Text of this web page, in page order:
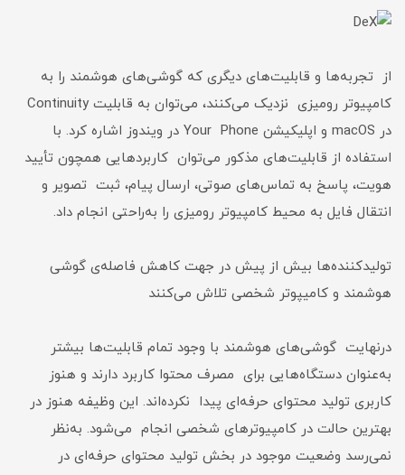
از تجربه‌ها و قابلیت‌های دیگری که گوشی‌های هوشمند را به
کامپیوتر رومیزی نزدیک می‌کنند، می‌توان به قابلیت Continuity
در macOS و اپلیکیشن Your Phone در ویندوز اشاره کرد. با
استفاده از قابلیت‌های مذکور می‌توان کاربردهایی همچون تأیید
هویت، پاسخ به تماس‌های صوتی، ارسال پیام، ثبت تصویر و
انتقال فایل به محیط کامپیوتر رومیزی را به‌راحتی انجام داد.
تولیدکننده‌ها بیش‌ از‌ پیش در جهت کاهش فاصله‌ی گوشی
هوشمند و کامیپوتر شخصی تلاش می‌کنند
درنهایت گوشی‌های هوشمند با وجود تمام قابلیت‌ها بیشتر
به‌عنوان دستگاه‌هایی برای مصرف محتوا کاربرد دارند و هنوز
کاربری تولید محتوای حرفه‌ای پیدا نکرده‌اند. این وظیفه هنوز در
بهترین حالت در کامپیوترهای شخصی انجام می‌شود. به‌نظر
نمی‌رسد وضعیت موجود در بخش تولید محتوای حرفه‌ای در